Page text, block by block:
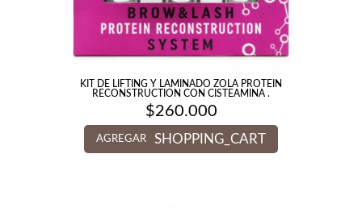
KIT DE LIFTING Y LAMINADO ZOLA PROTEIN
RECONSTRUCTION CON CISTEAMINA .
$260.000
AGREGAR SHOPPING_CART